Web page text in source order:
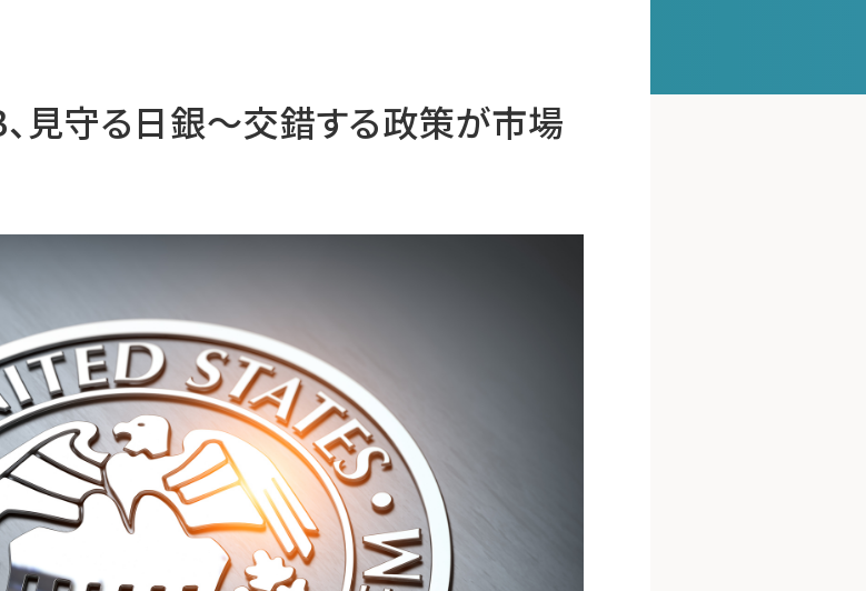
見守る日銀～交錯する政策が市場